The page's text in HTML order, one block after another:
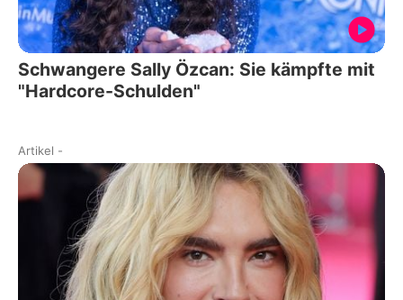
Schwangere Sally Özcan: Sie kämpfte mit
"Hardcore-Schulden"
Artikel -